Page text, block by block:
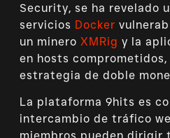
Security, se ha revelado
servicios Docker
un mineroXMRig y la
en hosts
estrategia de doble
La plataforma 9hits es
intercambio de tráfico